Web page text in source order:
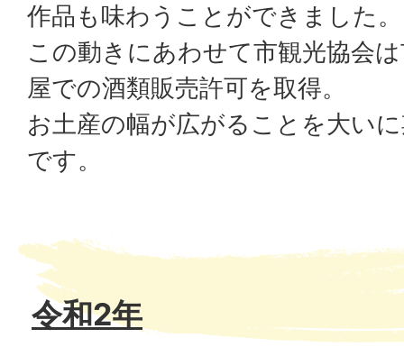
作品も味わうことができました。
この動きにあわせて市観光協会
屋での酒類販売許可を取得。
お土産の幅が広がることを大い
です。
令和2年